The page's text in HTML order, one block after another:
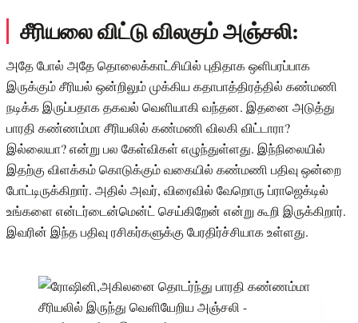
சீரியலை விட்டு விலகும் அஞ்சலி:
அதே போல் அதே தொலைக்காட்சியில் புதிதாக ஒளிபரப்பாக
இருக்கும் சீரியல் ஒன்றிலும் முக்கிய கதாபாத்திரத்தில் கண்மணி
நடிக்க இருப்பதாக தகவல் வெளியாகி வந்தன. இதனை அடுத்து
பாரதி கண்ணம்மா சீரியலில் கண்மணி விலகி விட்டாரா?
இல்லையா? என்று பல கேள்விகள் எழுந்துள்ளது. இந்நிலையில்
இதற்கு விளக்கம் கொடுக்கும் வகையில் கண்மணி பதிவு ஒன்றை
போட்டிருக்கிறார். அதில் அவர், விரைவில் வேறொரு ப்ராஜெக்டில்
உங்களை என்டர்டைன்மென்ட் செய்கிறேன் என்று கூறி இருக்கிறார்.
இவரின் இந்த பதிவு ரசிகர்களுக்கு பேரதிர்ச்சியாக உள்ளது.